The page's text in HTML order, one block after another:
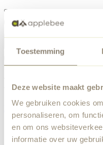
Toestemming
Deze website maakt
We gebruiken cookies
personaliseren, om
en om ons
informatie over uw
Etwas ist
Team wurde
Zurück zur Startseite